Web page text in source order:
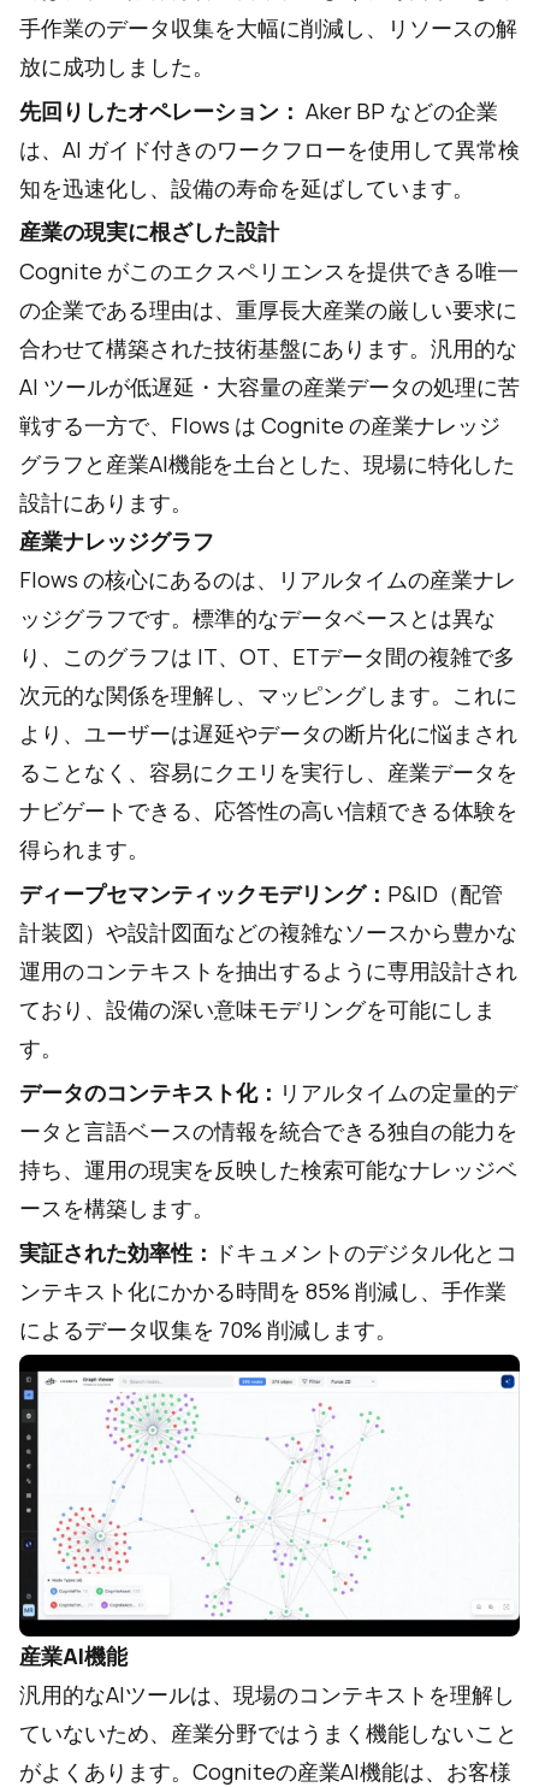
手作業のデータ収集を大幅に削減し、リソースの解
放に成功しました。
先回りしたオペレーション： Aker BP などの企業
は、AI ガイド付きのワークフローを使用して異常検
知を迅速化し、設備の寿命を延ばしています。
産業の現実に根ざした設計
Cognite がこのエクスペリエンスを提供できる唯一
の企業である理由は、重厚長大産業の厳しい要求に
合わせて構築された技術基盤にあります。汎用的な
AI ツールが低遅延・大容量の産業データの処理に苦
戦する一方で、Flows は Cognite の産業ナレッジ
グラフと産業AI機能を土台とした、現場に特化した
設計にあります。
産業ナレッジグラフ
Flows の核心にあるのは、リアルタイムの産業ナレ
ッジグラフです。標準的なデータベースとは異な
り、このグラフは IT、OT、ETデータ間の複雑で多
次元的な関係を理解し、マッピングします。これに
より、ユーザーは遅延やデータの断片化に悩まされ
ることなく、容易にクエリを実行し、産業データを
ナビゲートできる、応答性の高い信頼できる体験を
得られます。
ディープセマンティックモデリング： P&ID（配管
計装図）や設計図面などの複雑なソースから豊かな
運用のコンテキストを抽出するように専用設計され
ており、設備の深い意味モデリングを可能にしま
す。
データのコンテキスト化： リアルタイムの定量的デ
ータと言語ベースの情報を統合できる独自の能力を
持ち、運用の現実を反映した検索可能なナレッジベ
ースを構築します。
実証された効率性： ドキュメントのデジタル化とコ
ンテキスト化にかかる時間を 85% 削減し、手作業
によるデータ収集を 70% 削減します。
産業AI機能
汎用的なAIツールは、現場のコンテキストを理解し
ていないため、産業分野ではうまく機能しないこと
がよくあります。Cogniteの産業AI機能は、お客様